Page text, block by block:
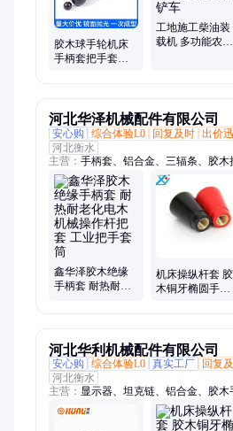
胶木球手轮机床
手柄套把手套塑
工地施工柴油装
载机 多功能农用
河北华泽机械配件有限公司
安心购
综合体验L0 回复及时 出价
河北衡水
主营： 手柄套、铝合金、三辐条、胶
手柄球、橡胶条、摇手柄、密封条、门
手摇轮、弓形拉手、手拧螺母、铸铁手
页、球形把手、调节把手、塑料铰链
窗铰链
鑫华泽胶木绝缘
手柄套 耐热耐老
机床操纵杆套 胶
木铜牙椭圆手柄
河北华利机械配件有限公司
安心购
综合体验L0 真实工厂 回复
河北衡水
主营： 显示器、坦克链、铝合金、胶
盘、配电箱、摇手柄、雕刻机、手柄套
门、门拉手、油位计、手摇轮、油视镜